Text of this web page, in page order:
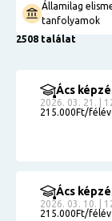
Államilag
tanfolyamok
2508 találat
Ács
2026. 03. 21. |
215.000Ft/
Ács
2026. 03. 10. |
215.000Ft/